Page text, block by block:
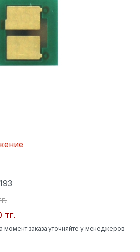
тг.
момент заказа уточняйте у менеджеров